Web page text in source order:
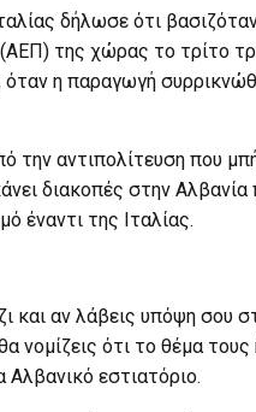
δήλωσε ότι
της χώρας το τρίτο
όταν η παραγωγή
την αντιπολίτευση που
διακοπές στην
έναντι της Ιταλίας.
και αν λάβεις υπόψη
νομίζεις ότι το θέμα
εστιατόριο.